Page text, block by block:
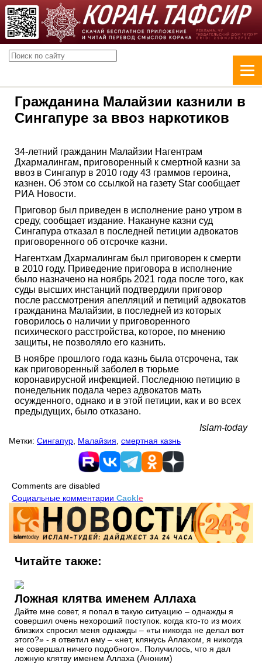
Гражданина Малайзии казнили в
Сингапуре за ввоз наркотиков
34-летний гражданин Малайзии Нагентрам
Дхармалингам, приговоренный к смертной казни за
ввоз в Сингапур в 2010 году 43 граммов героина,
казнен. Об этом со ссылкой на газету Star сообщает
РИА Новости.
Приговор был приведен в исполнение рано утром в
среду, сообщает издание. Накануне казни суд
Сингапура отказал в последней петиции адвокатов
приговоренного об отсрочке казни.
Нагентхам Дхармалингам был приговорен к смерти
в 2010 году. Приведение приговора в исполнение
было назначено на ноябрь 2021 года после того, как
суды высших инстанций подтвердили приговор
после рассмотрения апелляций и петиций адвокатов
гражданина Малайзии, в последней из которых
говорилось о наличии у приговоренного
психического расстройства, которое, по мнению
защиты, не позволяло его казнить.
В ноябре прошлого года казнь была отсрочена, так
как приговоренный заболел в тюрьме
коронавирусной инфекцией. Последнюю петицию в
понедельник подала через адвокатов мать
осужденного, однако и в этой петиции, как и во всех
предыдущих, было отказано.
Islam-today
Метки: Сингапур Малайзия смертная казнь
Comments are disabled
Социальные комментарии Cackle
Читайте также:
Ложная клятва именем Аллаха
Дайте мне совет, я попал в такую ситуацию – однажды я
совершил очень нехороший поступок. когда кто-то из моих
близких спросил меня однажды – «ты никогда не делал вот
этого?» - я ответил ему – «нет, клянусь Аллахом, я никогда
не совершал ничего подобного». Получилось, что я дал
ложную клятву именем Аллаха (Аноним)